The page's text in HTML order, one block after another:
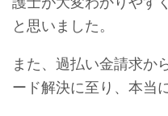
と思いました。
また、過払い金請求か
ード解決に至り、本当